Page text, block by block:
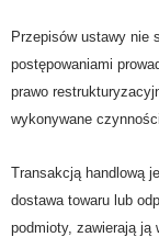
Przepisów ustawy nie
postępowaniami
prawo
wykonywane
Transakcją handlową
dostawa towaru lub
podmioty, zawierają ją